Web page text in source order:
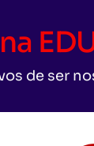
de ser